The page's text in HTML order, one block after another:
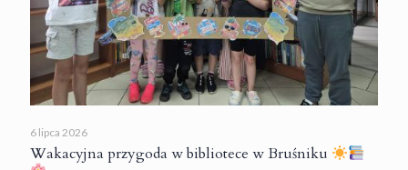
6 lipca 2026
Wakacyjna przygoda w bibliotece w Bruśniku